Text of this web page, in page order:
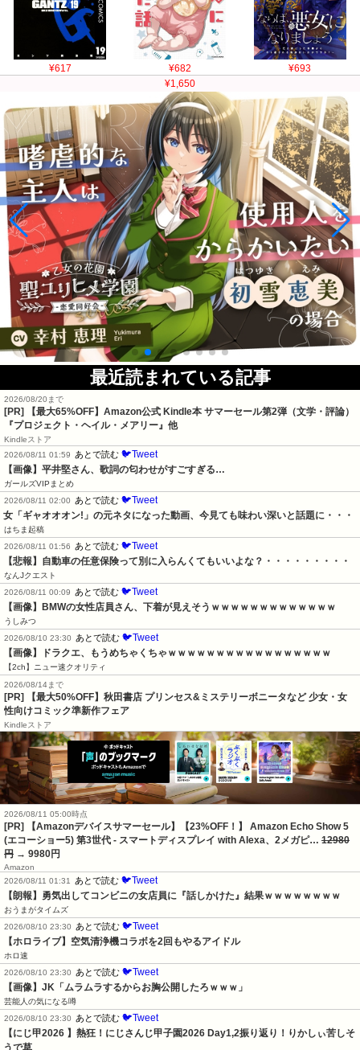
¥617 ¥682
¥693
¥1,650
最近読まれている記事
2026/08/20まで
[PR]
【最大65%OFF】Amazon公式 Kindle本 サマーセール第2弾（文学・評論）
『プロジェクト・ヘイル・メアリー』他
Kindleストア
2026/08/11 01:59
あとで読む 🐦Tweet
【画像】平井堅さん、歌詞の匂わせがすごすぎる…
ガールズVIPまとめ
2026/08/11 02:00
あとで読む 🐦Tweet
女「ギャオオオン!」の元ネタになった動画、今見ても味わい深いと話題に・・・
はちま起稿
2026/08/11 01:56
あとで読む 🐦Tweet
【悲報】自動車の任意保険って別に入らんくてもいいよな？・・・・・・・・・
なんJクエスト
2026/08/11 00:09
あとで読む 🐦Tweet
【画像】BMWの女性店員さん、下着が見えそうｗｗｗｗｗｗｗｗｗｗｗｗｗ
うしみつ
2026/08/10 23:30
あとで読む 🐦Tweet
【画像】ドラクエ、もうめちゃくちゃｗｗｗｗｗｗｗｗｗｗｗｗｗｗｗｗｗ
【2ch】ニュー速クオリティ
2026/08/14まで
[PR] 【最大50%OFF】秋田書店 プリンセス&ミステリーボニータなど 少女・女
性向けコミック準新作フェア
Kindleストア
2026/08/11 05:00時点
[PR] 【Amazonデバイスサマーセール】【23%OFF！】 Amazon Echo Show 5
(エコーショー5) 第3世代 - スマートディスプレイ with Alexa、2メガピ… 12980
円 → 9980円
Amazon
2026/08/11 01:31
あとで読む 🐦Tweet
【朗報】勇気出してコンビニの女店員に『話しかけた』結果ｗｗｗｗｗｗｗｗ
おうまがタイムズ
2026/08/10 23:30
あとで読む 🐦Tweet
【ホロライブ】空気清浄機コラボを2回もやるアイドル
ホロ速
2026/08/10 23:30
あとで読む 🐦Tweet
【画像】JK「ムラムラするからお胸公開したろｗｗｗ」
芸能人の気になる噂
2026/08/10 23:30
あとで読む 🐦Tweet
【にじ甲2026 】熱狂！にじさんじ甲子園2026 Day1,2振り返り！りかしぃ苦しそ
うで草